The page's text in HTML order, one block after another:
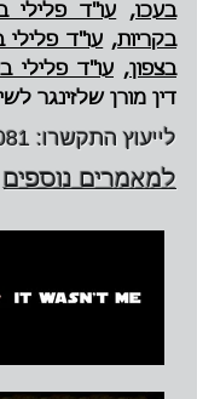
בעכו, עו"ד פלילי
בקריות, עו"ד פלילי
בצפון, עו"ד פלילי
דין מורן שלזינגר
לייעוץ התקשרו:
למאמרים נוספים